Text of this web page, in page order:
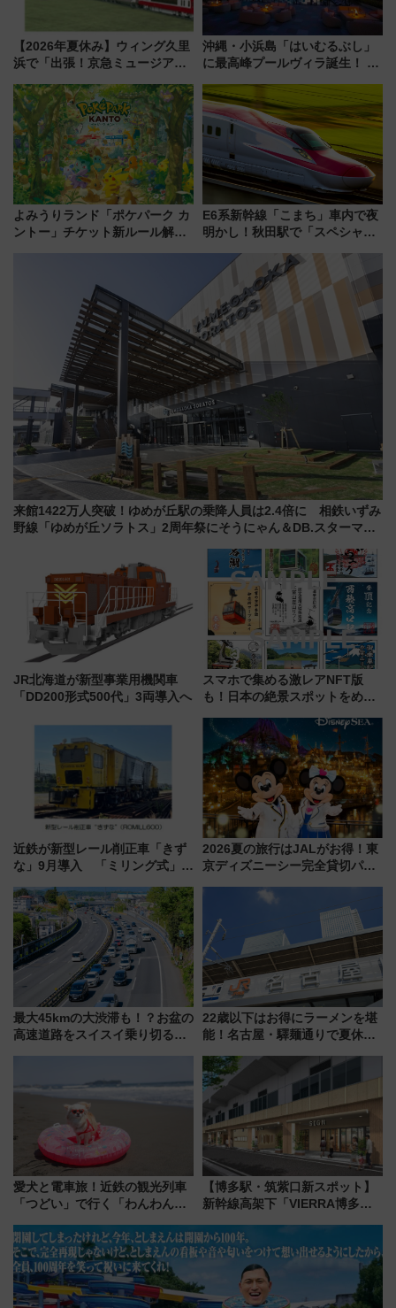
【2026年夏休み】ウィング久里
浜で「出張！京急ミュージア
ラリーや子ども制服撮影も
沖縄・小浜島「はいむるぶし」
に最高峰プールヴィラ誕生！ 石
美旅「何もしない贅沢」を体験
してみない？
よみうりランド「ポケパーク カ
ントー」チケット新ルール解
E6系新幹線「こまち」車内で夜
明かし！秋田駅で「スペシャル
法は？
来館1422万人突破！ゆめが丘駅の乗降人員は2.4倍に 相鉄いずみ
野線「ゆめが丘ソラトス」2周年祭にそうにゃん＆DB.スターマン
JR北海道が新型事業用機関車
「DD200形式500代」3両導入へ
スマホで集める激レアNFT版
も！日本の絶景スポットをめぐ
ん)」企画がスタート
近鉄が新型レール削正車「きず
な」9月導入 「ミリング式」採
化！安全性や乗り心地の向上に
貢献するだけでなく、全線区で
活躍するための仕組みも
2026夏の旅行はJALがお得！東
京ディズニーシー完全貸切パー
ーン始まる 条件は「夏の国内
線に2回搭乗」
最大45kmの大渋滞も！？お盆の
高速道路をスイスイ乗り切る快
22歳以下はお得にラーメンを堪
能！名古屋・驛麺通りで夏休み
よりスタート
愛犬と電車旅！近鉄の観光列車
「つどい」で行く「わんわん列
める日帰りツアー
【博多駅・筑紫口新スポット】
新幹線高架下「VIERRA博多テ
など注目の全6店舗 「博多活憩
通り」も一新